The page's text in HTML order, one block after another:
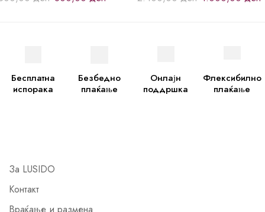
Бесплатна
испорака
Безбедно
плаќање
Онлајн
поддршка
Флексибилно
плаќање
За LUSIDO
Контакт